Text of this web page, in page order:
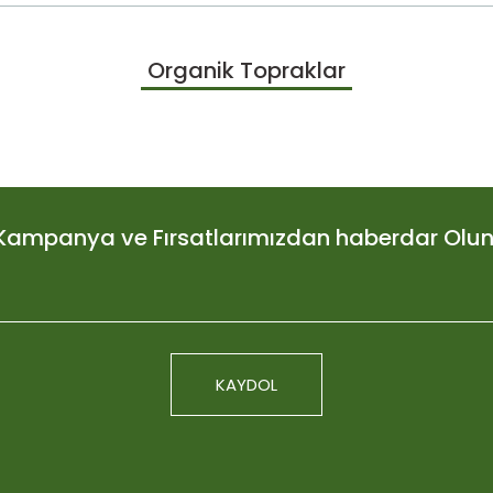
Bu ürüne ilk yorumu siz yapın!
Organik Topraklar
ve Fırsatlarımızdan haberdar
KAYDOL